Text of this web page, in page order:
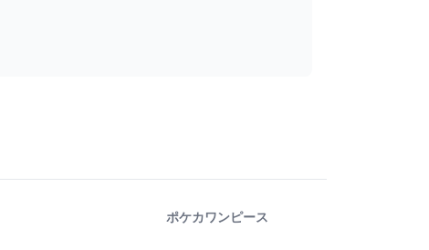
ポケカワンピース